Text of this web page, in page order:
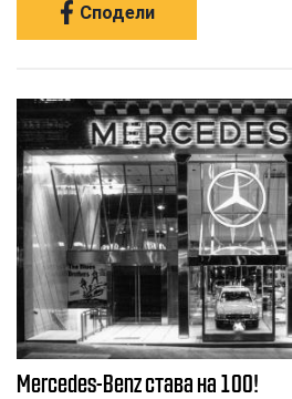
Сподели
Mercedes-Benz става на 100!